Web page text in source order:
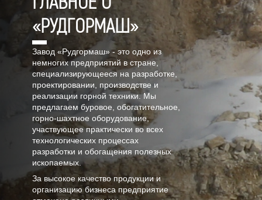
«РУДГОРМАШ»
Завод «Рудгормаш» - это одно из
немногих предприятий в стране,
специализирующееся на разработке,
проектировании, производстве и
реализации горной техники. Мы
предлагаем буровое, обогатительное,
горно-шахтное оборудование,
участвующее практически во всех
технологических процессах
разработки и обогащения полезных
ископаемых.
За высокое качество продукции и
организацию бизнеса предприятие